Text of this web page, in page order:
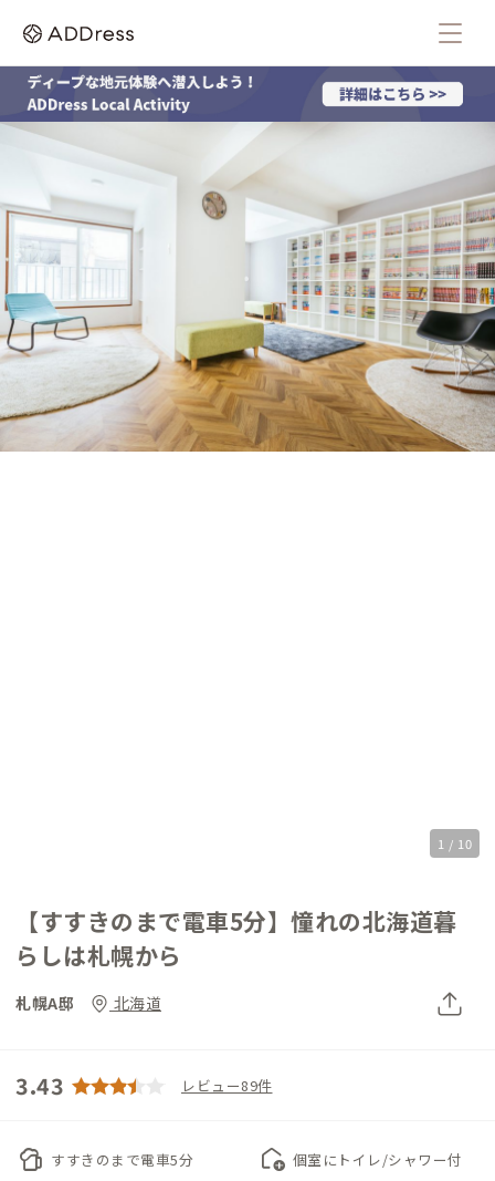
1 / 10
【すすきのまで電車5分】憧れの北海道暮
らしは札幌から
札幌A邸 北海道
3.43 レビュー89件
sports_bar すすきのまで電車5分 add_home 個室にトイレ/シャワー付